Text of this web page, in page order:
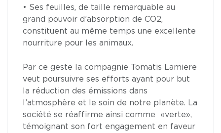
• Ses feuilles, de taille remarquable au
grand pouvoir d’absorption de CO2,
constituent au même temps une excellente
nourriture pour les animaux.
Par ce geste la compagnie Tomatis Lamiere
veut poursuivre ses efforts ayant pour but
la réduction des émissions dans
l’atmosphère et le soin de notre planète. La
société se réaffirme ainsi comme «verte»,
témoignant son fort engagement en faveur